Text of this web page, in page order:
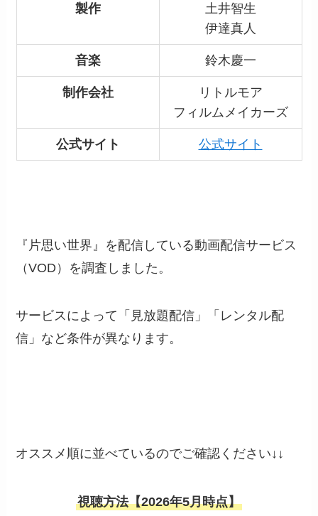
製作
土井智生
伊達真人
音楽 鈴木慶一
制作会社
リトルモア
フィルムメイカーズ
公式サイト 公式サイト
『片思い世界』を配信している動画配信サービス
（VOD）を調査しました。
サービスによって「見放題配信」「レンタル配
信」など条件が異なります。
オススメ順に並べているのでご確認ください↓↓
視聴方法【2026年5月時点】